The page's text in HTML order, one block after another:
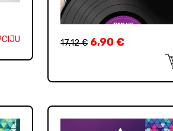
17,12€ 6,90€